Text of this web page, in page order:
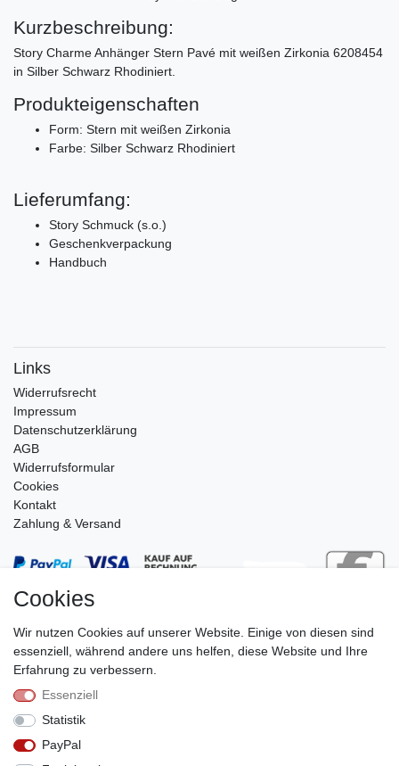
Kurzbeschreibung:
Story Charme Anhänger Stern Pavé mit weißen Zirkonia 6208454
in Silber Schwarz Rhodiniert.
Produkteigenschaften
Form: Stern mit weißen Zirkonia
Farbe: Silber Schwarz Rhodiniert
Lieferumfang:
Story Schmuck (s.o.)
Geschenkverpackung
Handbuch
Links
Widerrufs­recht
Impressum
Daten­schutz­erklärung
AGB
Widerrufsformular
Cookies
Kontakt
Zahlung & Versand
Stephan Roth GmbH
Cookies
Wir nutzen Cookies auf unserer Website. Einige von diesen sind
essenziell, während andere uns helfen, diese Website und Ihre
Erfahrung zu verbessern.
Essenziell
Statistik
PayPal